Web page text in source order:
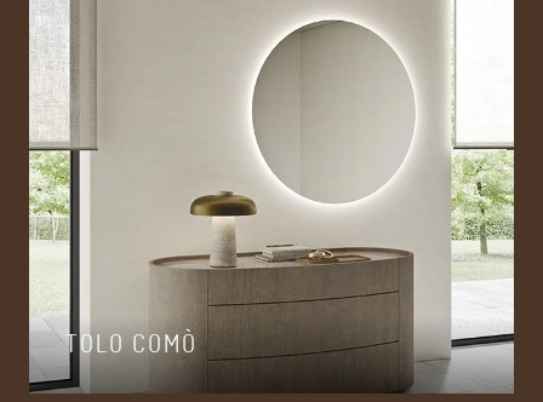
TOLO COMÒ